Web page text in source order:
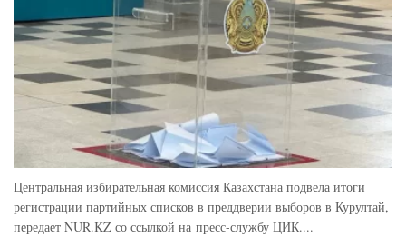
Центральная избирательная комиссия Казахстана подвела итоги
регистрации партийных списков в преддверии выборов в Курултай,
передает NUR.KZ со ссылкой на пресс-службу ЦИК....